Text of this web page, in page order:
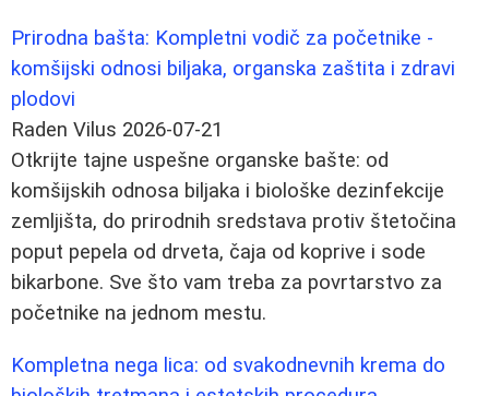
Prirodna bašta: Kompletni vodič za početnike -
komšijski odnosi biljaka, organska zaštita i zdravi
plodovi
Raden Vilus 2026-07-21
Otkrijte tajne uspešne organske bašte: od
komšijskih odnosa biljaka i biološke dezinfekcije
zemljišta, do prirodnih sredstava protiv štetočina
poput pepela od drveta, čaja od koprive i sode
bikarbone. Sve što vam treba za povrtarstvo za
početnike na jednom mestu.
Kompletna nega lica: od svakodnevnih krema do